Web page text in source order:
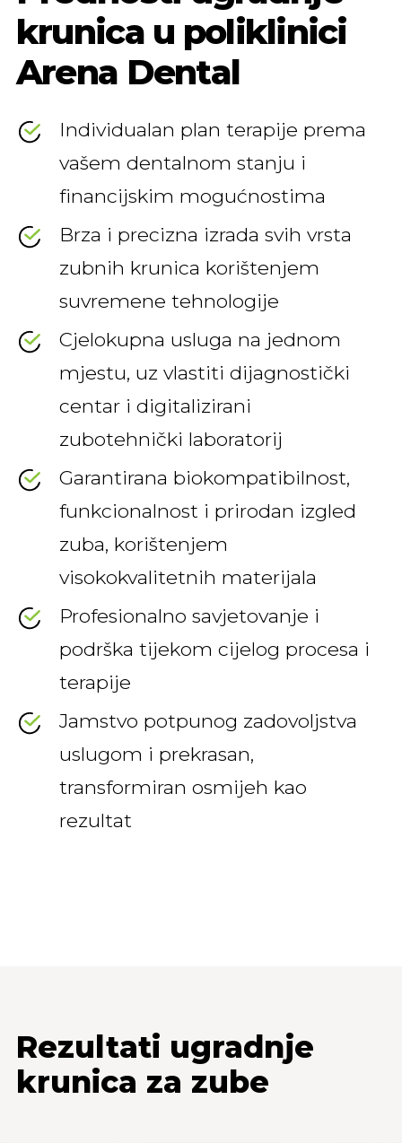
krunica u poliklinici
Arena Dental
Individualan plan terapije prema
vašem dentalnom stanju i
financijskim mogućnostima
Brza i precizna izrada svih vrsta
zubnih krunica korištenjem
suvremene tehnologije
Cjelokupna usluga na jednom
mjestu, uz vlastiti dijagnostički
centar i digitalizirani
zubotehnički laboratorij
Garantirana biokompatibilnost,
funkcionalnost i prirodan izgled
zuba, korištenjem
visokokvalitetnih materijala
Profesionalno savjetovanje i
podrška tijekom cijelog procesa i
terapije
Jamstvo potpunog zadovoljstva
uslugom i prekrasan,
transformiran osmijeh kao
rezultat
Rezultati ugradnje
krunica za zube